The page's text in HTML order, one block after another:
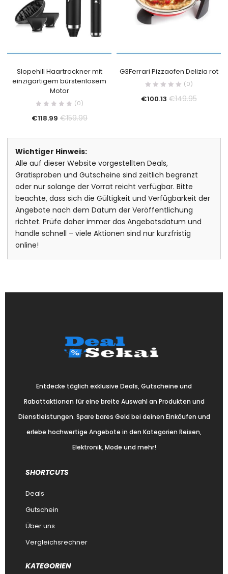
Slopehill Haartrockner mit
einzigartigem bürstenlosem
Motor
(0)
€118.99 €159.99
G3Ferrari Pizzaofen Delizia rot
(0)
€100.13 €149.95
Wichtiger Hinweis:
Alle auf dieser Website vorgestellten Deals,
Gratisproben und Gutscheine sind zeitlich begrenzt
oder nur solange der Vorrat reicht verfügbar. Bitte
beachte, dass sich die Gültigkeit und Verfügbarkeit der
Angebote nach dem Datum der Veröffentlichung
richtet. Prüfe daher immer das Angebotsdatum und
handle schnell – viele Aktionen sind nur kurzfristig
online!
Entdecke täglich exklusive Deals, Gutscheine und
Rabattaktionen für eine breite Auswahl an Produkten und
Dienstleistungen. Spare bares Geld bei deinen Einkäufen und
erlebe hochwertige Angebote in den Kategorien Reisen,
Elektronik, Mode und mehr!
SHORTCUTS
Deals
Gutschein
Über uns
Vergleichsrechner
KATEGORIEN